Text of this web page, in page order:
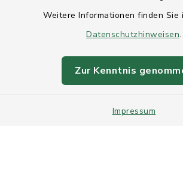
Weitere Informationen finden Sie
Datenschutzhinweisen.
Zur Kenntnis
Impressum
Datenschutz
Sitemap
Intranet